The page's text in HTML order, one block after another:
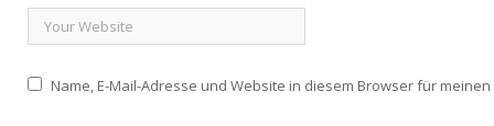
Name, E-Mail-Adresse und Website in diesem Browser für